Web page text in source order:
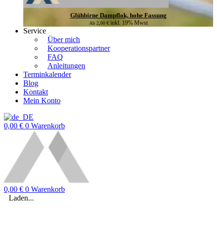
Glühbirne Dampflok, hohe Fassung
Ab 2,00 € inkl. 19% Mwst
Service
Über mich
Kooperationspartner
FAQ
Anleitungen
Terminkalender
Blog
Kontakt
Mein Konto
0,00 € 0 Warenkorb
0,00 € 0 Warenkorb
Laden...